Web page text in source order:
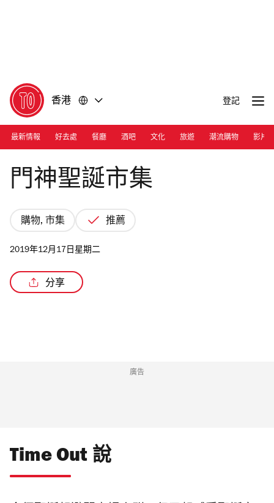
香港 登記
最新情報 好去處 餐廳 酒吧 文化 旅遊 潮流購物 影片
Moonzen Brewery
門神聖誕市集
購物, 市集 推薦
2019年12月17日星期二
分享
廣告
Time Out 說